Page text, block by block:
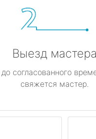
Выезд мастера
согласованного
свяжется мастер.